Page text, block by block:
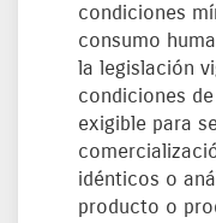
condiciones
consumo
la legislación
condiciones
exigible para
idénticos o
producto o